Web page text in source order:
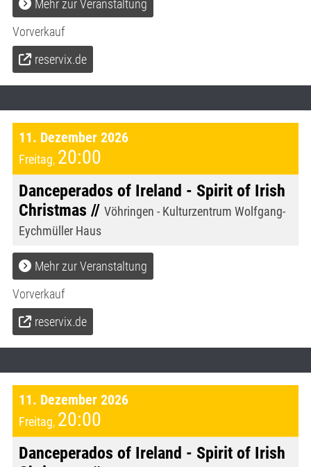
Mehr zur Veranstaltung
Vorverkauf
reservix.de
11. Dezember 2026
Freitag, 20:00
Danceperados of Ireland - Spirit of Irish
Christmas // Vöhringen - Kulturzentrum Wolfgang-
Eychmüller Haus
Mehr zur Veranstaltung
Vorverkauf
reservix.de
11. Dezember 2026
Freitag, 20:00
Danceperados of Ireland - Spirit of Irish